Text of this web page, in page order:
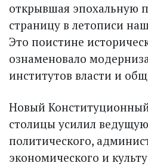
открывшая эпохальную
страницу в летописи
Это поистине
ознаменовало
институтов власти и
Новый Конституционный
столицы усилил
политического,
экономического и